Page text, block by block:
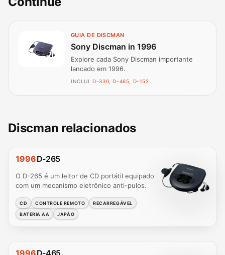
GUIA DE DISCMAN
Sony Discman in 1996
Explore cada Sony Discman importante
lancado em 1996.
INCLUI D-330, D-465, D-152
Discman relacionados
1996D-265
O D-265 é um leitor de CD portátil equipado
com um mecanismo eletrônico anti-pulos.
CD CONTROLE REMOTO
RECARREGÁVEL
BATERIA AA
JAPÃO